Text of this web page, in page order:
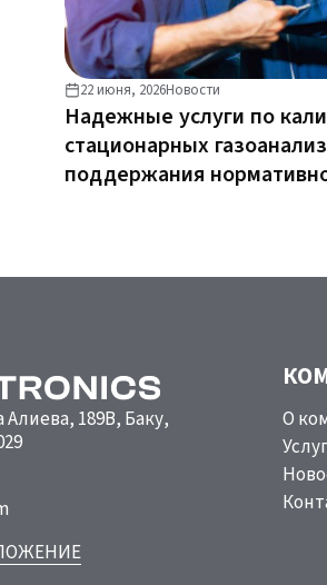
22 июня, 2026Новости
Надежные услуги по
стационарных
поддержания
189B, Баку,
О